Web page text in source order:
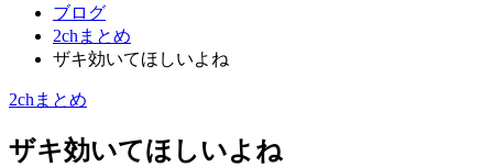
ブログ
2chまとめ
ザキ効いてほしいよね
2chまとめ
ザキ効いてほしいよね